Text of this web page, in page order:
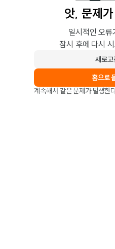
앗, 문제
일시적인 오류
잠시 후에 다시
새로
홈으로
계속해서 같은 문제가 발생한